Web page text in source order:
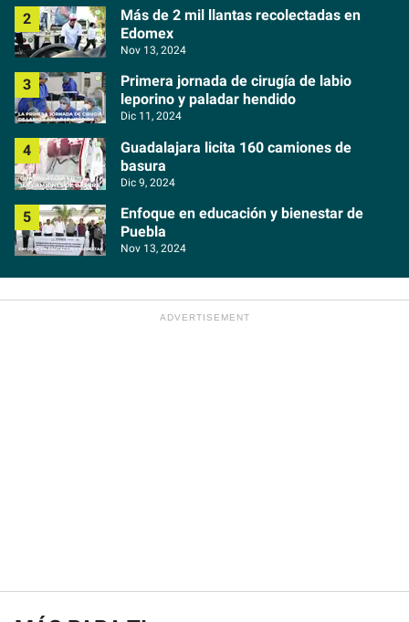
Más de 2 mil llantas recolectadas en
Edomex
Nov 13, 2024
Primera jornada de cirugía de labio
leporino y paladar hendido
Dic 11, 2024
Guadalajara licita 160 camiones de
basura
Dic 9, 2024
Enfoque en educación y bienestar de
Puebla
Nov 13, 2024